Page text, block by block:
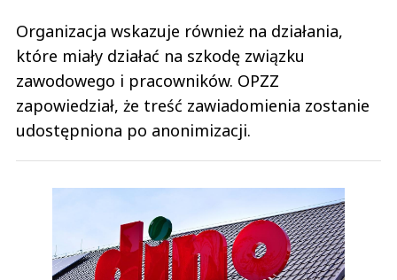
Organizacja wskazuje również na działania,
które miały działać na szkodę związku
zawodowego i pracowników. OPZZ
zapowiedział, że treść zawiadomienia zostanie
udostępniona po anonimizacji.